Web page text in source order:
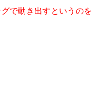
で動き出すというのを